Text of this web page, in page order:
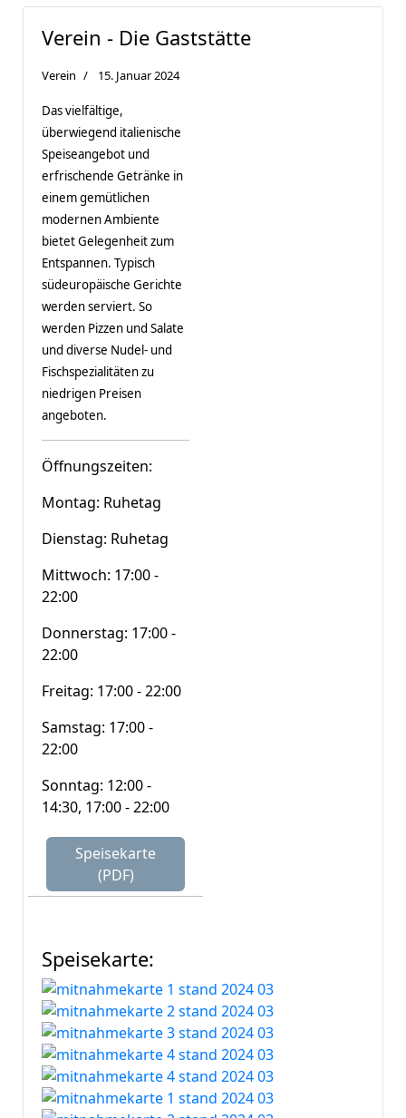
Verein - Die Gaststätte
Verein 15. Januar 2024
Das vielfältige,
überwiegend italienische
Speiseangebot und
erfrischende Getränke in
einem gemütlichen
modernen Ambiente
bietet Gelegenheit zum
Entspannen. Typisch
südeuropäische Gerichte
werden serviert. So
werden Pizzen und Salate
und diverse Nudel- und
Fischspezialitäten zu
niedrigen Preisen
angeboten.
Öffnungszeiten:
Montag: Ruhetag
Dienstag: Ruhetag
Mittwoch: 17:00 -
22:00
Donnerstag: 17:00 -
22:00
Freitag: 17:00 - 22:00
Samstag: 17:00 -
22:00
Sonntag: 12:00 -
14:30, 17:00 - 22:00
Speisekarte
(PDF)
Speisekarte: